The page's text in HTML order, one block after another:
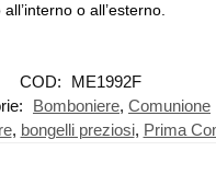
o all’esterno.
COD:
ME1992F
Bomboniere, Comunione
, bongelli preziosi, Prima